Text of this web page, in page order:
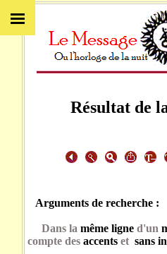
Résultat de
Arguments de recherche :
Dans la même ligne d'un
compte des accents et sans